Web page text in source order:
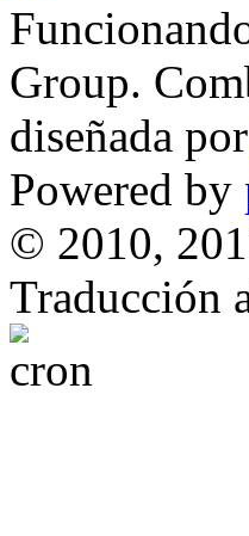
Group.
diseñada por
Powered by
© 2010,
Traducción